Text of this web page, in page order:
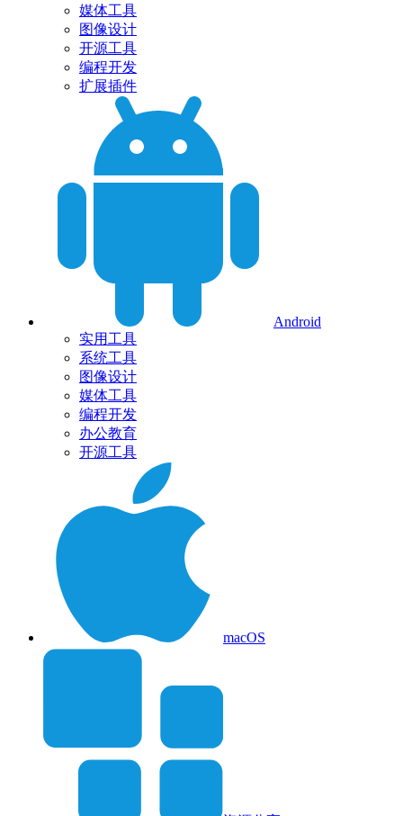
媒体工具
图像设计
开源工具
编程开发
扩展插件
Android
实用工具
系统工具
图像设计
媒体工具
编程开发
办公教育
开源工具
macOS